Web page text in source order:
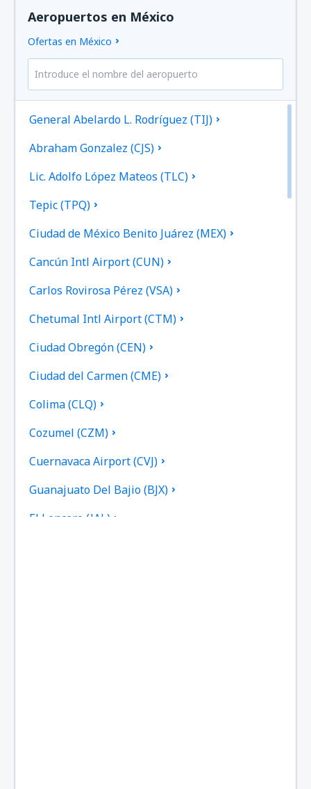
Aeropuertos en México
Ofertas en México
General Abelardo L. Rodríguez (TIJ)
Abraham Gonzalez (CJS)
Lic. Adolfo López Mateos (TLC)
Tepic (TPQ)
Ciudad de México Benito Juárez (MEX)
Cancún Intl Airport (CUN)
Carlos Rovirosa Pérez (VSA)
Chetumal Intl Airport (CTM)
Ciudad Obregón (CEN)
Ciudad del Carmen (CME)
Colima (CLQ)
Cozumel (CZM)
Cuernavaca Airport (CVJ)
Guanajuato Del Bajio (BJX)
El Lencero (JAL)